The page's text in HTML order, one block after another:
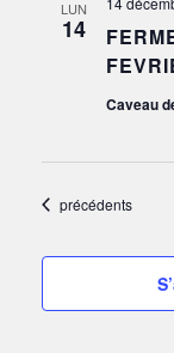
LUN
14
Caveau
Évènements
précédents